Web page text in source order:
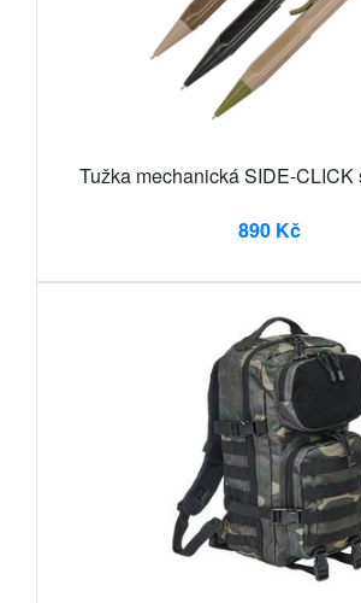
Tužka mechanická SIDE-CLICK
890 Kč